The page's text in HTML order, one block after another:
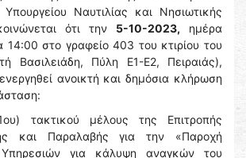
Ναυτιλίας και Νησιωτικής
ότι την 5-10-2023, ημέρα
στο γραφείο 403 του κτιρίου του
Βασιλειάδη, Πύλη Ε1-Ε2, Πειραιάς),
ανοικτή και δημόσια κλήρωση
τακτικού μέλους της Επιτροπής
και Παραλαβής για την «Παροχή
Υπηρεσιών για κάλυψη αναγκών του